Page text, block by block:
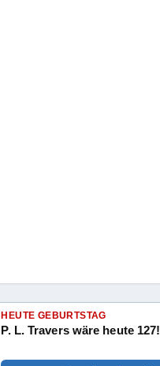
HEUTE GEBURTSTAG
P. L. Travers wäre heute 127!